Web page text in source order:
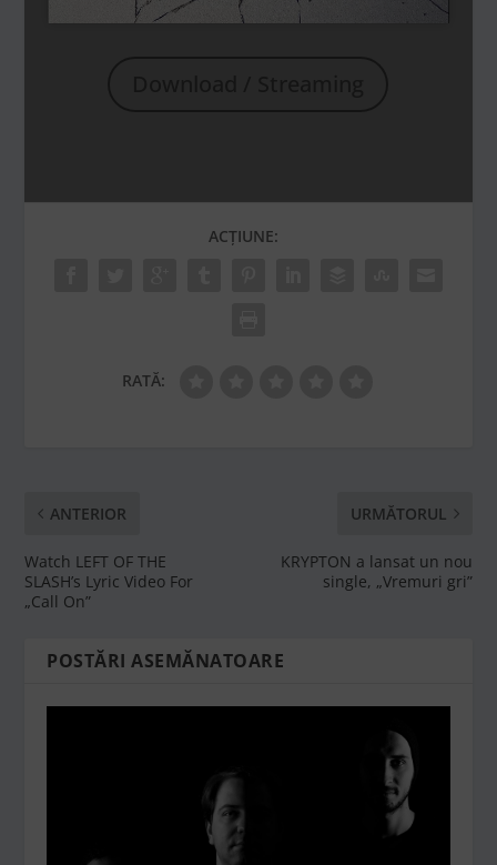
ACȚIUNE:
RATĂ:
ANTERIOR
Watch LEFT OF THE
SLASH’s Lyric Video For
„Call On”
URMĂTORUL
KRYPTON a lansat un nou
single, „Vremuri gri”
POSTĂRI ASEMĂNATOARE